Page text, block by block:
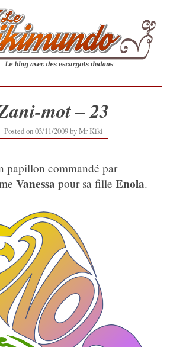
mot – 23
Posted on03/11/200916/09/2019
byMr Kiki
papillon commandé par
Vanessa pour sa filleEnola.